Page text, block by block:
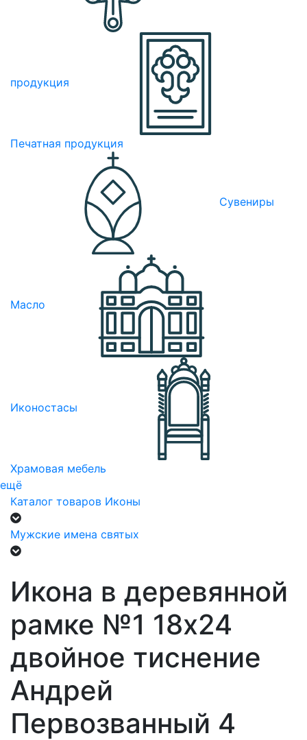
продукция
Печатная продукция
Сувениры
Масло
Иконостасы
Храмовая мебель
ещё
Каталог товаров Иконы
Мужские имена святых
Икона в деревянной
рамке №1 18х24
двойное тиснение
Андрей
Первозванный 4